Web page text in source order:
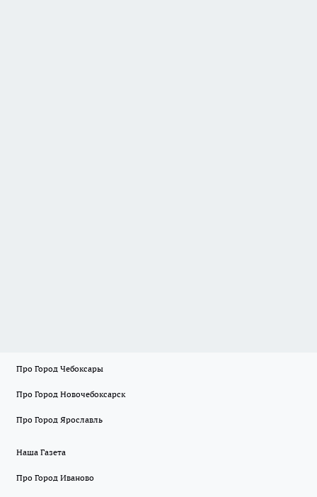
Про Город Чебоксары
Про Город Новочебоксарск
Про Город Ярославль
Наша Газета
Про Город Иваново